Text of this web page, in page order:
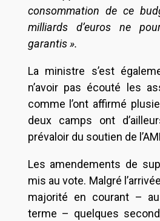
consommation de ce
milliards d’euros ne
garantis ».
La ministre s’est
n’avoir pas écouté les
comme l’ont affirmé
deux camps ont
prévaloir du soutien de
Les amendements de
mis au vote. Malgré
majorité en courant –
terme – quelques